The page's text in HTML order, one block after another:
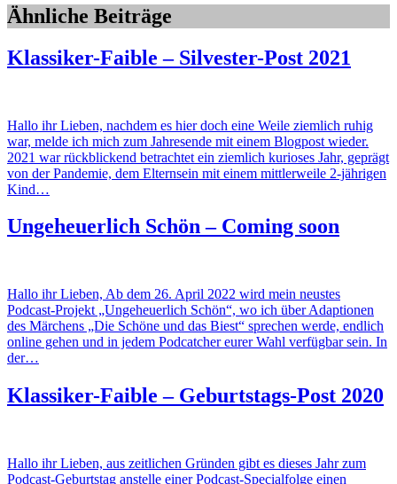
Ähnliche Beiträge
Klassiker-Faible – Silvester-Post 2021
Hallo ihr Lieben, nachdem es hier doch eine Weile ziemlich ruhig
war, melde ich mich zum Jahresende mit einem Blogpost wieder.
2021 war rückblickend betrachtet ein ziemlich kurioses Jahr, geprägt
von der Pandemie, dem Elternsein mit einem mittlerweile 2-jährigen
Kind…
Ungeheuerlich Schön – Coming soon
Hallo ihr Lieben, Ab dem 26. April 2022 wird mein neustes
Podcast-Projekt „Ungeheuerlich Schön“, wo ich über Adaptionen
des Märchens „Die Schöne und das Biest“ sprechen werde, endlich
online gehen und in jedem Podcatcher eurer Wahl verfügbar sein. In
der…
Klassiker-Faible – Geburtstags-Post 2020
Hallo ihr Lieben, aus zeitlichen Gründen gibt es dieses Jahr zum
Podcast-Geburtstag anstelle einer Podcast-Specialfolge einen